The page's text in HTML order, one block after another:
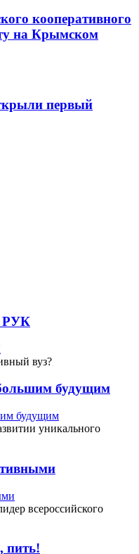
кооперативного
на Крымском
первый
РУК
вуз?
будущим
уникального
всероссийского
пить!